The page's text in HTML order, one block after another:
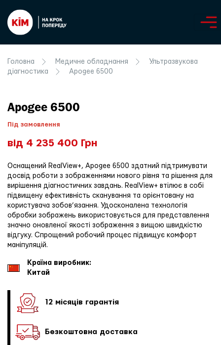
Головна Медичне обладнання
Ультразвукова
діагностика
Apogee 6500
Apogee 6500
Під замовлення
від 4 235 400 Грн
Оснащений RealView+, Apogee 6500 здатний підтримувати
досвід роботи з зображеннями нового рівня та рішення для
вирішення діагностичних завдань. RealView+ втілює в собі
підвищену ефективність сканування та орієнтовану на
користувача зобов’язання. Удосконалена технологія
обробки зображень використовується для представлення
значно оновленої якості зображення з вищою швидкістю
відгуку. Спрощений робочий процес підвищує комфорт
маніпуляцій.
Країна виробник:
Китай
12 місяців гарантія
Безкоштовна доставка